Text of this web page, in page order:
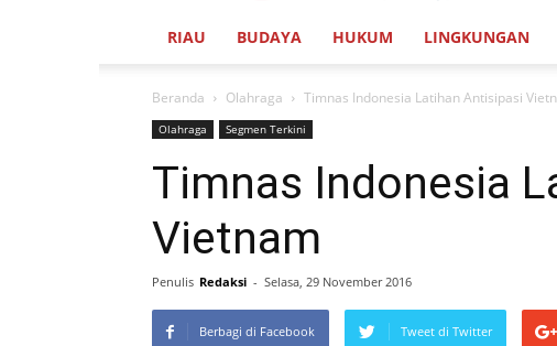
RIAU BUDAYA HUKUM LINGKUNGAN
Beranda Olahraga Timnas Indonesia Latihan Antisipasi
Olahraga Segmen Terkini
Timnas Indonesia
Vietnam
Penulis Redaksi - Selasa, 29 November 2016
Berbagi di Facebook Tweet di Twitter